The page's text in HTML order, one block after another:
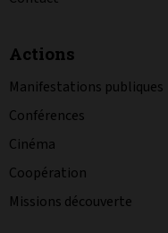
Actions
Manifestations publiques
Conférences
Cinéma
Coopération
Missions découverte